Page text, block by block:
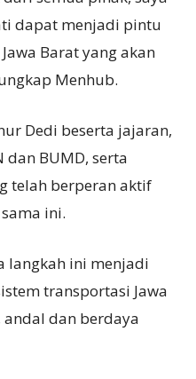
dapat menjadi pintu
Barat yang akan
Menhub.
Dedi beserta jajaran,
dan BUMD, serta
telah berperan aktif
ini.
langkah ini menjadi
transportasi Jawa
dan berdaya